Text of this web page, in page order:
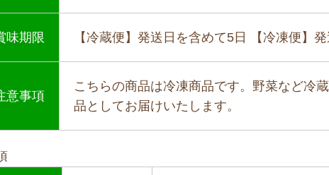
味期限 【冷蔵便】発送日を含めて5日 【冷凍便】
意事項
こちらの商品は冷凍商品です。野菜など冷
品としてお届けいたします。